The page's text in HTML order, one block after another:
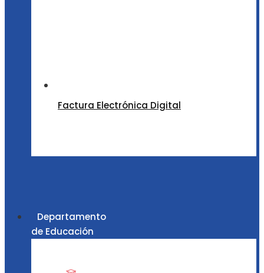
Factura Electrónica Digital
Departamento
de Educación